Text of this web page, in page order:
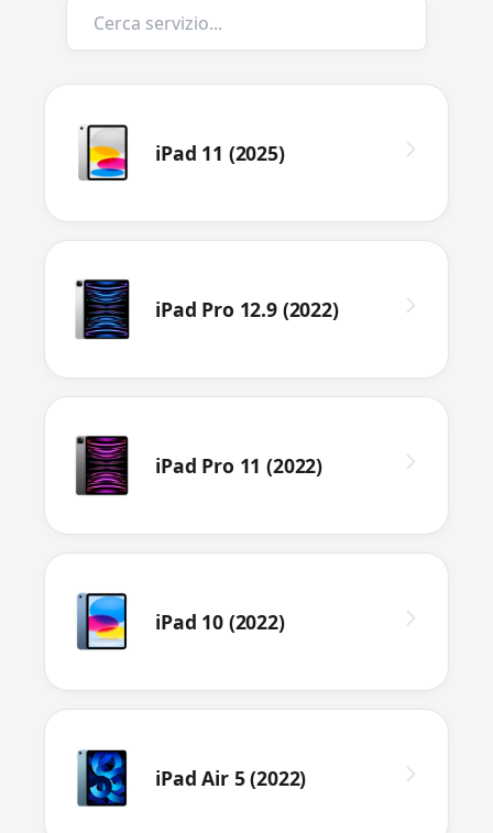
iPad 11 (2025)
iPad Pro 12.9 (2022)
iPad Pro 11 (2022)
iPad 10 (2022)
iPad Air 5 (2022)